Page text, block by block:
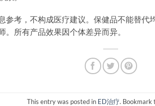
参考，不构成医疗建议。保健品不能替代
。所有产品效果因个体差异而异。
This entry was posted in ED治疗. Bookmark